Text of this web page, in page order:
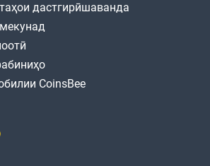
дастгирӣшаванда
CoinsBee